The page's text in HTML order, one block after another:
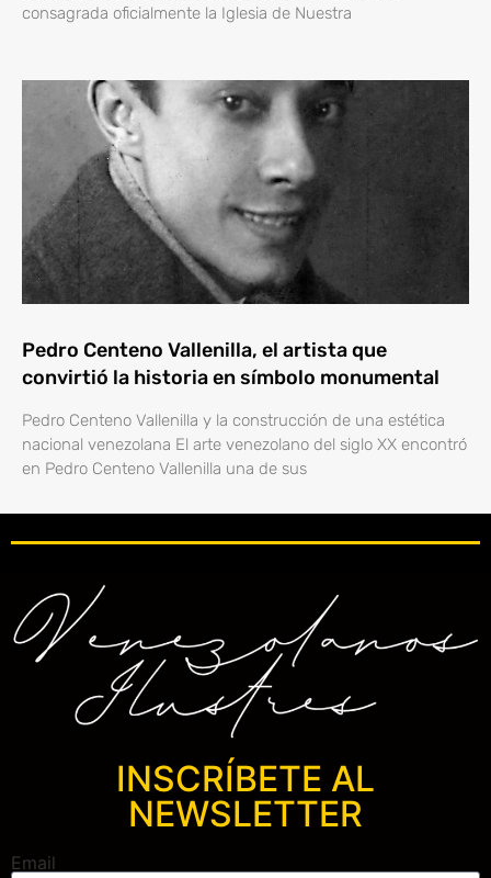
consagrada oficialmente la Iglesia de Nuestra
Pedro Centeno Vallenilla, el artista que
convirtió la historia en símbolo monumental
Pedro Centeno Vallenilla y la construcción de una estética
nacional venezolana El arte venezolano del siglo XX encontró
en Pedro Centeno Vallenilla una de sus
INSCRÍBETE AL
NEWSLETTER
Email